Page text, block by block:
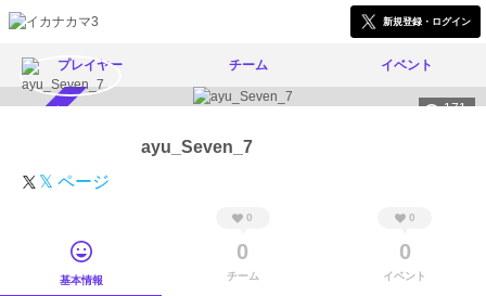
新規登録・ログイン
プレイヤー チーム イベント
171
ayu_Seven_7
𝕏 ページ
基本情報
0
0
チーム
0
0
イベント